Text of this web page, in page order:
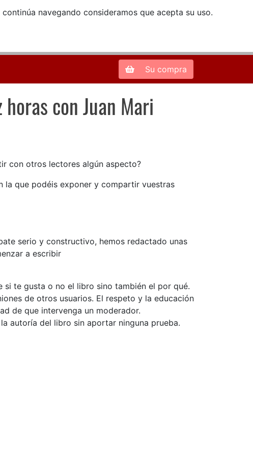
navegando consideramos que acepta su uso.
Zona de Clientes
Su compra
con Juan Mari Arzak
horas con Juan Mari
con otros lectores algún aspecto?
la que podéis exponer y compartir vuestras
serio y constructivo, hemos redactado unas
a escribir
si te gusta o no el libro sino también el por qué.
de otros usuarios. El respeto y la educación
de que intervenga un moderador.
autoría del libro sin aportar ninguna prueba.